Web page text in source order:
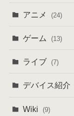
アニメ (24)
ゲーム (13)
ライブ (7)
デバイス紹介
Wiki (9)